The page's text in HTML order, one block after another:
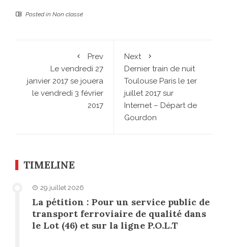
Posted in Non classé
Prev
Le vendredi 27
janvier 2017 se jouera
le vendredi 3 février
2017
Next
Dernier train de nuit
Toulouse Paris le 1er
juillet 2017 sur
Internet – Départ de
Gourdon
TIMELINE
29 juillet 2026
La pétition : Pour un service public de
transport ferroviaire de qualité dans
le Lot (46) et sur la ligne P.O.L.T